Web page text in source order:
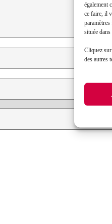
également
ce faire, il
située
Cliquez
des autres